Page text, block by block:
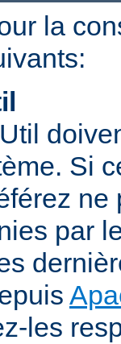
la
Si
ne
par
les